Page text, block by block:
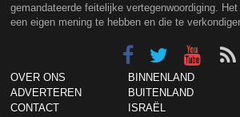
gemandateerde feitelijke vertegenwoordiging.
een eigen mening te hebben en die te
OVER ONS
ADVERTEREN
CONTACT
BINNENLAND
BUITENLAND
ISRAËL